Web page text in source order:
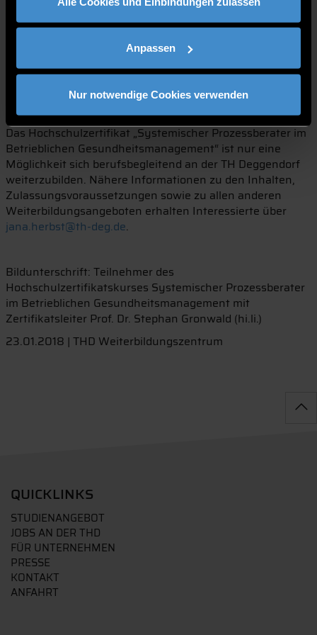
Anpassen
Nur notwendige Cookies verwenden
einem kleinen Teilnehmerkreis“, erklärt Jana Herbst,
Weiterbildungsreferentin der THD. „Insbesondere bei der
Begleitung der Teilnehmer während
Supervisionsworkshops, in denen sie selbständig einen
Einführungsprozess des BGM in einem Unternehmen
ihrer Wahl begleiten, ist das ein großer Vorteil.“, so Herbst
weiter.
Das Hochschulzertifikat „Systemischer Prozessberater im
Betrieblichen Gesundheitsmanagement“ ist nur eine
Möglichkeit sich berufsbegleitend an der TH Deggendorf
weiterzubilden. Nähere Informationen zu den Inhalten,
Zulassungsvoraussetzungen sowie zu allen anderen
Weiterbildungsangeboten erhalten Interessierte über
jana.herbst@th-deg.de.
Bildunterschrift: Teilnehmer des
Hochschulzertifikatskurses Systemischer Prozessberater
im Betrieblichen Gesundheitsmanagement mit
Zertifikatsleiter Prof. Dr. Stephan Gronwald (hi.li.)
23.01.2018 | THD Weiterbildungszentrum
QUICKLINKS
STUDIENANGEBOT
JOBS AN DER THD
FÜR UNTERNEHMEN
PRESSE
KONTAKT
ANFAHRT